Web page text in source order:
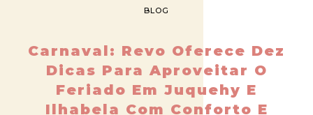
BLOG
Carnaval: Revo Oferece Dez
Dicas Para Aproveitar O
Feriado Em Juquehy E
Ilhabela Com Conforto E